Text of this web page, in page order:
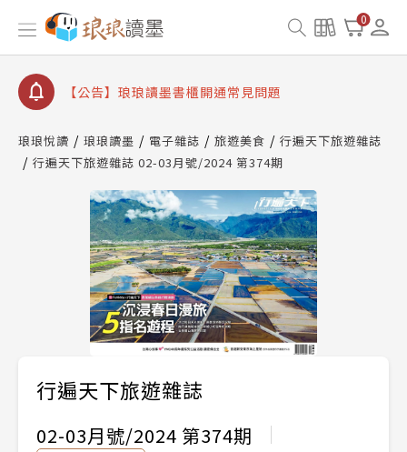
0
【公告】因 Readmoo 讀墨系統維護中，本站同步暫
停部分閱讀服務
【公告】琅琅讀墨數位閱讀資產合併與書櫃開通申請
【公告】琅琅讀墨書櫃開通常見問題
請圖文教學
【公告】琅琅書店服務升級重要說明及資產合併結果
查詢
【公告】因 Readmoo 讀墨系統維護中，本站同步暫
停部分閱讀服務
琅琅悅讀 琅琅讀墨 電子雜誌 旅遊美食
行遍天下旅遊雜誌
行遍天下旅遊雜誌 02-03月號/2024 第374期
行遍天下旅遊雜誌
02-03月號/2024 第374期